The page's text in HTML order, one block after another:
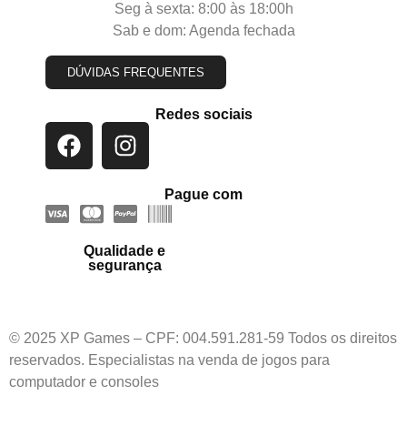
Seg à sexta: 8:00 às 18:00h
Sab e dom: Agenda fechada
DÚVIDAS FREQUENTES
Redes sociais
Pague com
Qualidade e
segurança
© 2025 XP Games – CPF: 004.591.281-59 Todos os direitos
reservados. Especialistas na venda de jogos para
computador e consoles